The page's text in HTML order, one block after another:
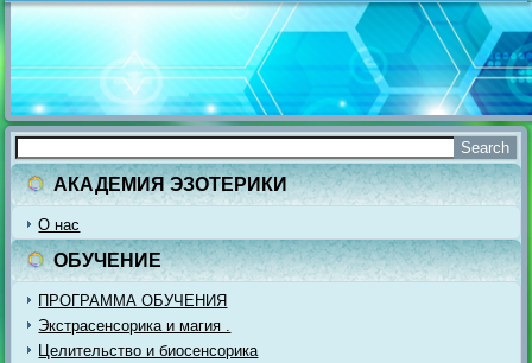
АКАДЕМИЯ ЭЗОТЕРИКИ
О нас
ОБУЧЕНИЕ
ПРОГРАММА ОБУЧЕНИЯ
Экстрасенсорика и магия .
Целительство и биосенсорика